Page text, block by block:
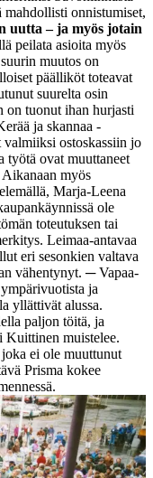
onnistumiset,
uutta – ja myös jotain
peilata asioita myös
muutos on
päälliköt toteavat
suurelta osin
on tuonut ihan hurjasti
ja skannaa -
valmiiksi ostoskassiin jo
työtä ovat muuttaneet
myös
Marja-Leena
ole
toteutuksen tai
Leimaa-antavaa
eri sesonkien valtava
vähentynyt. ─ Vapaa-
ja
yllättivät alussa.
paljon töitä, ja
Kuittinen muistelee.
ei ole muuttunut
Prisma kokee